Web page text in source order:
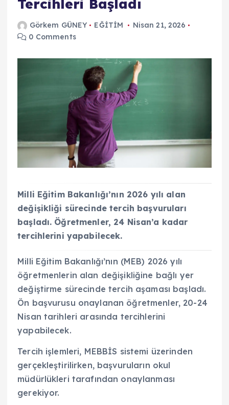
Tercihleri Başladı
Görkem GÜNEY EĞİTİM
Nisan 21, 2026
0 Comments
Milli Eğitim Bakanlığı’nın 2026 yılı alan
değişikliği sürecinde tercih başvuruları
başladı. Öğretmenler, 24 Nisan’a kadar
tercihlerini yapabilecek.
Milli Eğitim Bakanlığı’nın (MEB) 2026 yılı
öğretmenlerin alan değişikliğine bağlı yer
değiştirme sürecinde tercih aşaması başladı.
Ön başvurusu onaylanan öğretmenler, 20-24
Nisan tarihleri arasında tercihlerini
yapabilecek.
Tercih işlemleri, MEBBİS sistemi üzerinden
gerçekleştirilirken, başvuruların okul
müdürlükleri tarafından onaylanması
gerekiyor.